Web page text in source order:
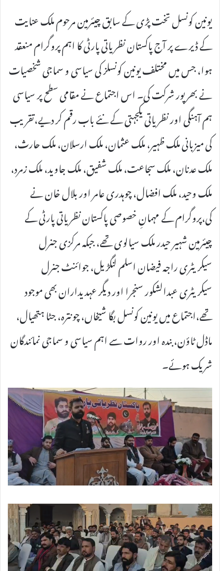
یونین کونسل تخت پڑی کے سابق چیئرمین مرحوم ملک عنایت
کے ڈیرے پر آج پاکستان نظریاتی پارٹی کا اہم پروگرام منعقد
ہوا، جس میں مختلف یونین کونسلز کی سیاسی و سماجی شخصیات
نے بھرپور شرکت کی۔ اس اجتماع نے مقامی سطح پر سیاسی
ہم آہنگی اور نظریاتی یکجہتی کے نئے باب رقم کر دیے،تقریب
کی میزبانی ملک ظہیر، ملک عثمان، ملک ارسلان، ملک حارث،
ملک عدنان، ملک سجاعت، ملک شفیق، ملک جاوید، ملک زمرد،
ملک وحید، ملک افضال، چوہدری عامر اور بلال خان نے
کی،پروگرام کے مہمانِ خصوصی پاکستان نظریاتی پارٹی کے
چیئرمین شہیر حیدر ملک سیالوی تھے، جبکہ مرکزی جنرل
سیکریٹری راجہ فیضان اسلم لنگڑیل، جوائنٹ جنرل
سیکریٹری عبدالشکور سنجرا اور دیگر عہدیداران بھی موجود
تھے،اجتماع میں یونین کونسل بگا شیخاں، چونترہ، جٹا ہتھیال،
ماڈل ٹاؤن، بندہ اور روات سے اہم سیاسی و سماجی نمائندگان
شریک ہوئے۔